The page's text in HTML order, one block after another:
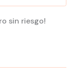
sin riesgo!